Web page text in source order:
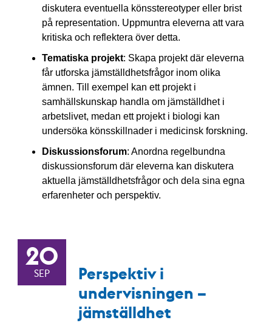
diskutera eventuella könsstereotyper eller brist
på representation. Uppmuntra eleverna att vara
kritiska och reflektera över detta.
Tematiska projekt: Skapa projekt där eleverna
får utforska jämställdhetsfrågor inom olika
ämnen. Till exempel kan ett projekt i
samhällskunskap handla om jämställdhet i
arbetslivet, medan ett projekt i biologi kan
undersöka könsskillnader i medicinsk forskning.
Diskussionsforum: Anordna regelbundna
diskussionsforum där eleverna kan diskutera
aktuella jämställdhetsfrågor och dela sina egna
erfarenheter och perspektiv.
20
SEP
Perspektiv i
undervisningen –
jämställdhet